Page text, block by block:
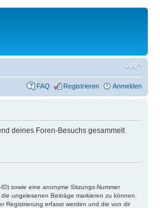
FAQ Registrieren Anmelden
deines Foren-Besuchs gesammelt
sowie eine anonyme Sitzungs-Nummer
ungelesenen Beiträge markieren zu können.
Registrierung erfasst werden und die von dir